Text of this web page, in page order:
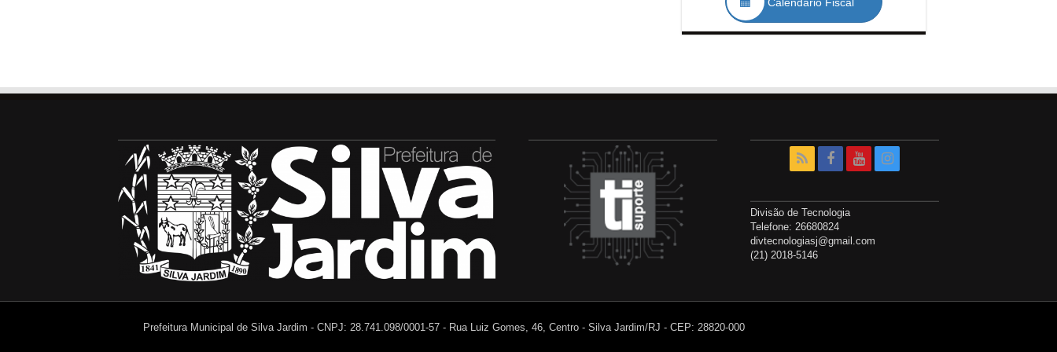
Calendário Fiscal
Divisão de Tecnologia
Telefone: 26680824
divtecnologiasj@gmail.com
(21) 2018-5146
Prefeitura Municipal de Silva Jardim - CNPJ: 28.741.098/0001-57 - Rua Luiz Gomes, 46, Centro - Silva Jardim/RJ - CEP: 28820-000